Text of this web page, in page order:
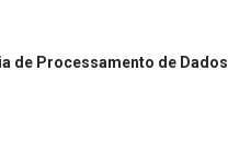
de Processamento de Dados